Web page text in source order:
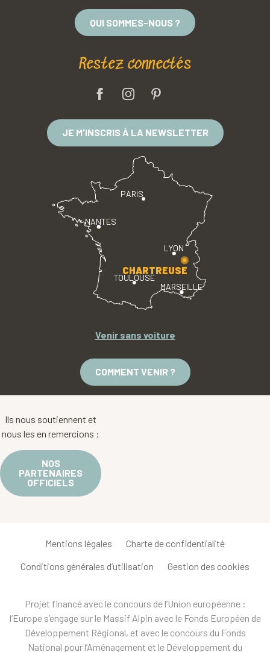
QUI SOMMES-NOUS ?
Restez connectés
JE M'INSCRIS À LA NEWSLETTER
PARIS
LYON
TOULOUSE
MARSEILLE
NANTES
CHARTREUSE
Venir sans voiture
COMMENT VENIR ?
Ils nous soutiennent et
nous les en remercions :
NOS
PARTENAIRES
OFFICIELS
Mentions légales Charte de confidentialité
Conditions générales d’utilisation Gestion des cookies
Projet financé avec le concours de l’Union européenne :
l’Europe s’engage sur le Massif Alpin avec le Fonds Européen de
Développement Régional, et avec le concours du Fonds
National pour l’Aménagement et le Développement du